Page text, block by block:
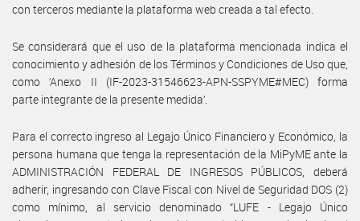
con terceros mediante la plataforma web creada a tal efecto.
Se considerará que el uso de la plataforma mencionada indica el
conocimiento y adhesión de los Términos y Condiciones de Uso que,
como ‘Anexo II (IF-2023-31546623-APN-SSPYME#MEC) forma
parte integrante de la presente medida’.
Para el correcto ingreso al Legajo Único Financiero y Económico, la
persona humana que tenga la representación de la MiPyME ante la
ADMINISTRACIÓN FEDERAL DE INGRESOS PÚBLICOS, deberá
adherir, ingresando con Clave Fiscal con Nivel de Seguridad DOS (2)
como mínimo, al servicio denominado “LUFE - Legajo Único